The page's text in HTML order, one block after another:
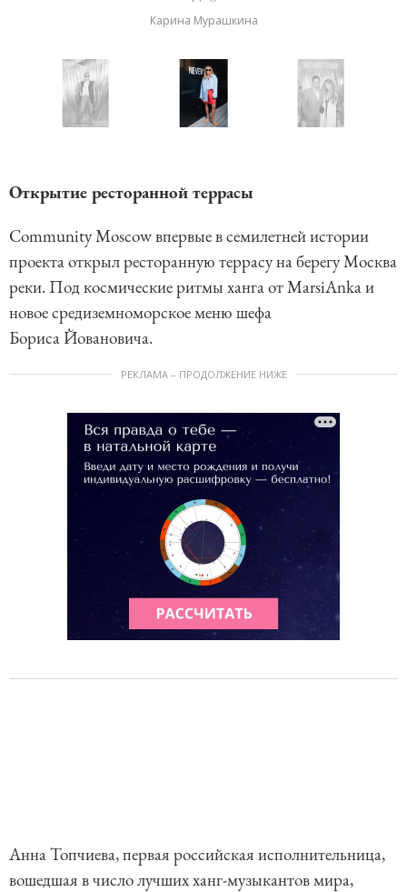
Карина Мурашкина
e
1
o
f
5
Открытие ресторанной террасы
Community Moscow впервые в семилетней истории
проекта открыл ресторанную террасу на берегу Москва
реки. Под космические ритмы ханга от MarsiАnka и
новое средиземноморское меню шефа
Бориса Йовановича.
РЕКЛАМА – ПРОДОЛЖЕНИЕ НИЖЕ
Анна Топчиева, первая российская исполнительница,
вошедшая в число лучших ханг-музыкантов мира,